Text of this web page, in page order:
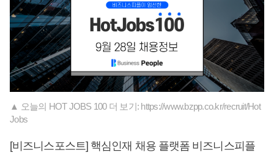
▲ 오늘의 HOT JOBS 100 더 보기: https://www.bzpp.co.kr/recruit/Hot
Jobs
[비즈니스포스트] 핵심인재 채용 플랫폼 비즈니스피플